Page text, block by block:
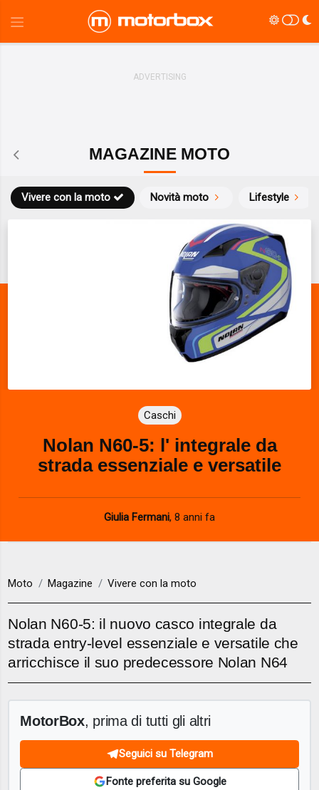
MAGAZINE MOTO
Novità moto
Vivere con la moto Lifestyle
Caschi
Nolan N60-5: l' integrale da
strada essenziale e versatile
Giulia Fermani, 8 anni fa
Moto Magazine Vivere con la moto
Nolan N60-5: il nuovo casco integrale da
strada entry-level essenziale e versatile che
arricchisce il suo predecessore Nolan N64
MotorBox, prima di tutti gli altri
Seguici su Telegram
Fonte preferita su Google